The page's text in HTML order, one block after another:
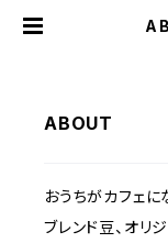
ABOUT
おうちがカフェ
ブレンド豆、オリ